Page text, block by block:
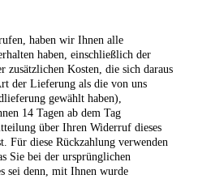
haben wir Ihnen alle
haben, einschließlich der
zusätzlichen Kosten, die sich daraus
der Lieferung als die von uns
gewählt haben),
14 Tagen ab dem Tag
über Ihren Widerruf dieses
Für diese Rückzahlung verwenden
Sie bei der ursprünglichen
sei denn, mit Ihnen wurde